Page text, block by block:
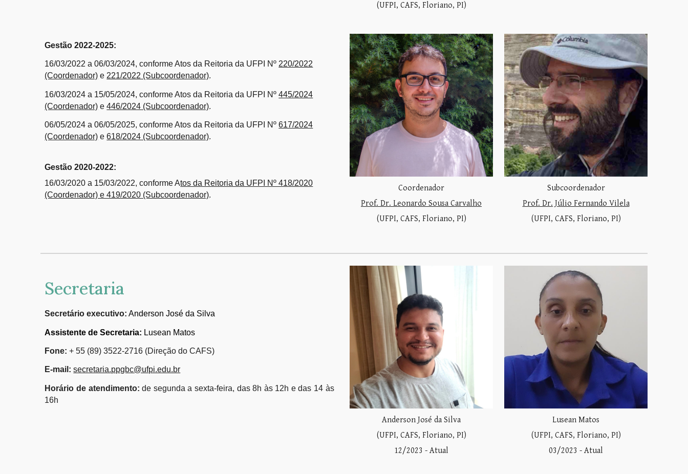
(UFPI, CAFS, Floriano, PI)
Gestão 2022-2025:
16/03/2022 a 06/03/2024, conforme Atos da Reitoria da UFPI Nº 220/2022
(Coordenador) e 221/2022 (Subcoordenador).
16/03/2024 a 15/05/2024, conforme Atos da Reitoria da UFPI Nº445/2024
(Coordenador) e446/2024 (Subcoordenador).
06/05/2024 a 06/05/2025, conforme Atos da Reitoria da UFPI Nº617/2024
(Coordenador) e618/2024 (Subcoordenador).
Gestão 2020-2022:
16/03/2020 a 15/03/2022, conforme Atos da Reitoria da UFPI Nº 418/2020
(Coordenador) e 419/2020 (Subcoordenador).
Coordenador
Prof. Dr. Leonardo Sousa Carvalho
(UFPI, CAFS, Floriano, PI)
Subcoordenador
Prof. Dr. Júlio Fernando Vilela
(UFPI, CAFS, Floriano, PI)
Secretaria
Secretário executivo: Anderson José da Silva
Assistente de Secretaria: Lusean Matos
Fone: + 55 (89) 3522-2716 (Direção do CAFS)
E-mail: secretaria.ppgbc@ufpi.edu.br
Horário de atendimento: de segunda a sexta-feira, das 8h às 12h e das 14 às
16h
Anderson José da Silva
(UFPI, CAFS, Floriano, PI)
12/2023 - Atual
Lusean Matos
(UFPI, CAFS, Floriano, PI)
03/2023 - Atual